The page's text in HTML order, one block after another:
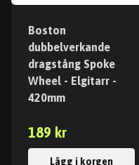
Boston
dubbelverkande
dragstång Spoke
Wheel - Elgitarr -
420mm
189 kr
Lägg i korgen